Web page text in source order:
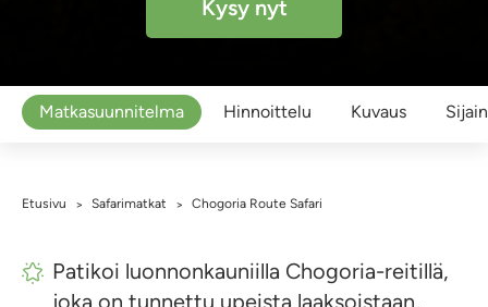
Kysy nyt
Matkasuunnitelma Hinnoittelu Kuvaus
Etusivu > Safarimatkat > Chogoria Route Safari
Patikoi luonnonkauniilla Chogoria-reitillä,
joka on tunnettu upeista laaksoistaan,